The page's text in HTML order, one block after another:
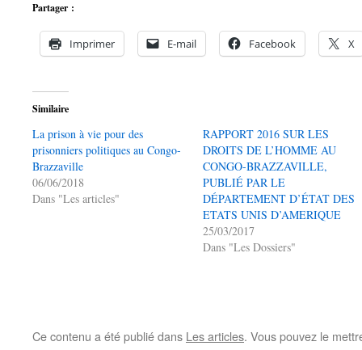
Partager :
Imprimer E-mail Facebook X
Similaire
La prison à vie pour des
prisonniers politiques au Congo-
Brazzaville
06/06/2018
Dans "Les articles"
RAPPORT 2016 SUR LES
DROITS DE L’HOMME AU
CONGO-BRAZZAVILLE,
PUBLIÉ PAR LE
DÉPARTEMENT D’ÉTAT DES
ETATS UNIS D’AMERIQUE
25/03/2017
Dans "Les Dossiers"
Ce contenu a été publié dans Les articles. Vous pouvez le